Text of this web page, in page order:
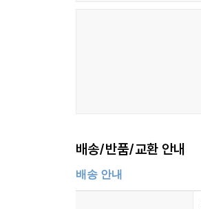
배송/반품/교환 안내
배송 안내